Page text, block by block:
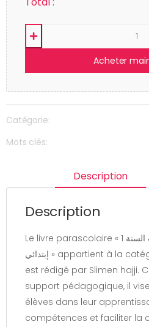
Acheter
Catégorie:
Mots clés:
Description
Description
Le livre parascolaire « متعة العربية الثلاثي الثالث السنة 1
إبتدائي » appartient à la catégorie « Learnivers » et
est rédigé par Slimen hajji.
support pédagogique, il
élèves dans leur
compétences et faciliter la